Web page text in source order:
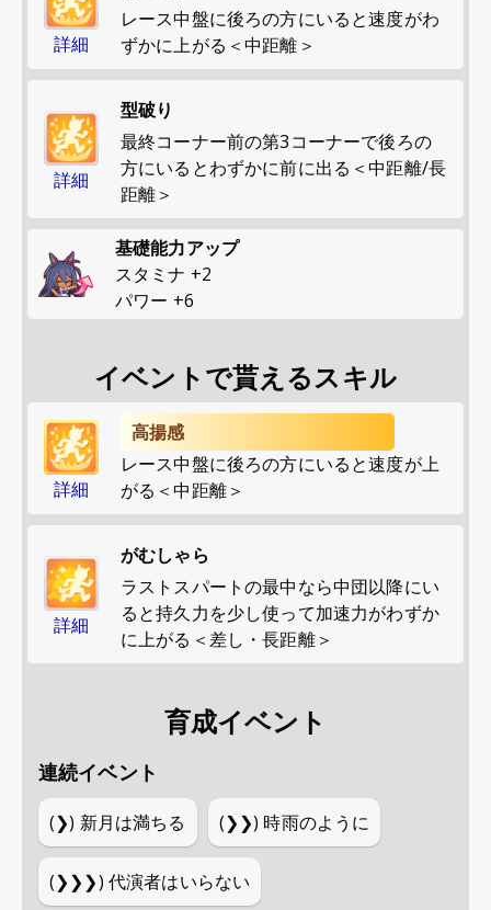
詳細
レース中盤に後ろの方にいると速度がわ
ずかに上がる＜中距離＞
詳細
型破り
最終コーナー前の第3コーナーで後ろの
方にいるとわずかに前に出る＜中距離/長
距離＞
基礎能力アップ
スタミナ +2
パワー +6
イベントで貰えるスキル
詳細
高揚感
レース中盤に後ろの方にいると速度が上
がる＜中距離＞
詳細
がむしゃら
ラストスパートの最中なら中団以降にい
ると持久力を少し使って加速力がわずか
に上がる＜差し・長距離＞
育成イベント
連続イベント
(❯) 新月は満ちる (❯❯) 時雨のように
(❯❯❯) 代演者はいらない